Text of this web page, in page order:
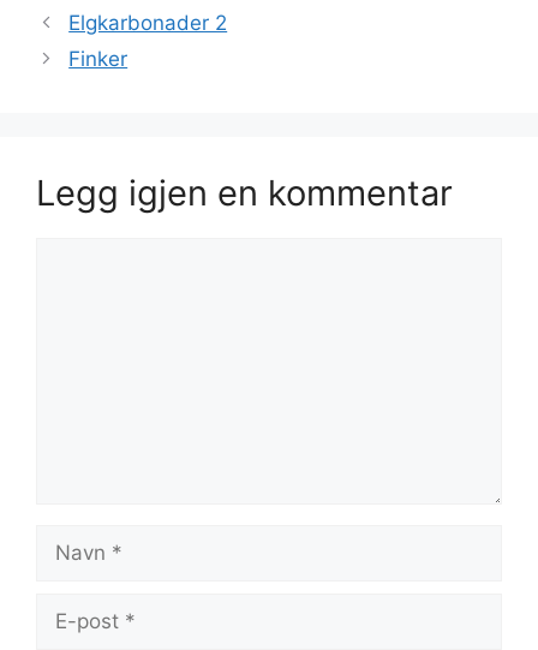
Elgkarbonader 2
Finker
Legg igjen en kommentar
post